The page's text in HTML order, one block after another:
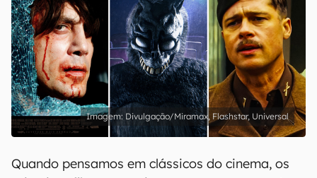
Divulgação/Miramax, Flashstar, Universal
Quando pensamos em clássicos do cinema, os